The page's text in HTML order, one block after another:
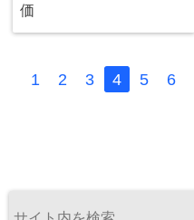
価
1 2 3 4 5 6